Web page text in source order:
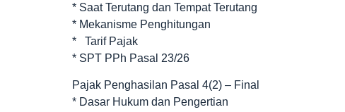
* Saat Terutang dan Tempat Terutang
* Mekanisme Penghitungan
* Tarif Pajak
* SPT PPh Pasal 23/26
Pajak Penghasilan Pasal 4(2) – Final
* Dasar Hukum dan Pengertian